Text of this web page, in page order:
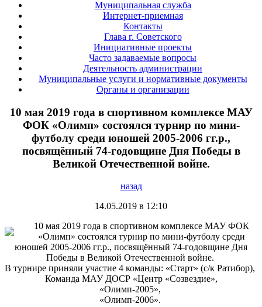
Муниципальная служба
Интернет-приемная
Контакты
Глава г. Советского
Инициативные проекты
Часто задаваемые вопросы
Деятельность администрации
Муниципальные услуги и нормативные документы
Органы и организации
10 мая 2019 года в спортивном комплексе МАУ
ФОК «Олимп» состоялся турнир по мини-
футболу среди юношей 2005-2006 гг.р.,
посвящённый 74-годовщине Дня Победы в
Великой Отечественной войне.
назад
14.05.2019 в 12:10
10 мая 2019 года в спортивном комплексе МАУ ФОК
«Олимп» состоялся турнир по мини-футболу среди
юношей 2005-2006 гг.р., посвящённый 74-годовщине Дня
Победы в Великой Отечественной войне.
В турнире приняли участие 4 команды: «Старт» (с/к Ратибор),
Команда МАУ ДОСР «Центр «Созвездие»,
«Олимп-2005»,
«Олимп-2006».